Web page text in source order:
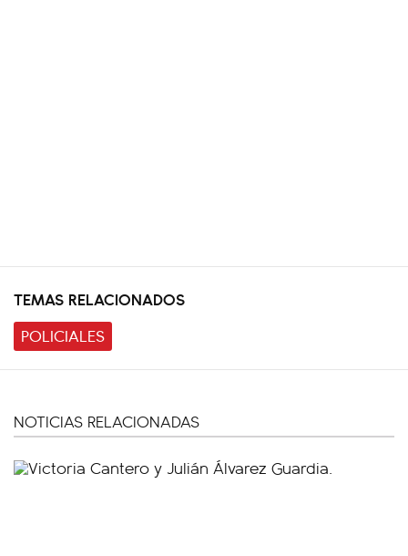
TEMAS RELACIONADOS
POLICIALES
NOTICIAS RELACIONADAS